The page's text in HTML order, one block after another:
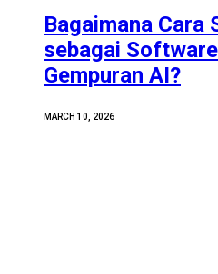
Bagaimana Cara
sebagai
Gempuran AI?
MARCH 10, 2026